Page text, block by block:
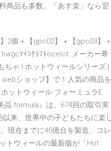
商品も多数。「あす楽」なら翌
2個＋【gpc02】＋【gpc03】＋
ﾏｲﾝｸﾗﾌﾄocelot: メーカー希
ちゃ | ホットウィールシリーズ |
ショップ】で！人気の商品を
ットウィール フォーミュラE
品 formula』は、674回の取引実
来、世界中の子どもたちに楽
現在までに40億台を製造、コレ
トウィールの最新版が「Hot